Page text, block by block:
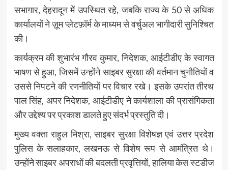
सभागार, देहरादून में उपस्थित रहे, जबकि राज्य के 50 से अधिक
कार्यालयों ने ज़ूम प्लेटफ़ॉर्म के माध्यम से वर्चुअल भागीदारी सुनिश्चित
की।
कार्यक्रम की शुभारंभ गौरव कुमार, निदेशक, आईटीडीए के स्वागत
भाषण से हुआ, जिसमें उन्होंने साइबर सुरक्षा की वर्तमान चुनौतियों व
उससे निपटने की रणनीतियों पर विचार रखे। इसके उपरांत तीरथ
पाल सिंह, अपर निदेशक, आईटीडीए ने कार्यशाला की प्रासंगिकता
और उद्देश्य पर प्रकाश डालते हुए संदर्भ प्रस्तुति दी।
मुख्य वक्ता राहुल मिश्रा, साइबर सुरक्षा विशेषज्ञ एवं उत्तर प्रदेश
पुलिस के सलाहकार, लखनऊ से विशेष रूप से आमंत्रित थे।
उन्होंने साइबर अपराधों की बदलती प्रवृत्तियों, हालिया केस स्टडीज